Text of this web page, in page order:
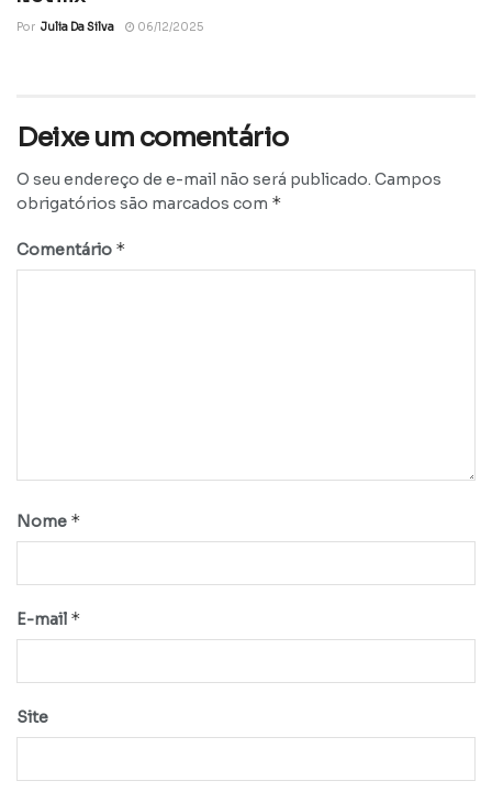
Por Julia Da Silva 06/12/2025
Deixe um comentário
O seu endereço de e-mail não será publicado. Campos
obrigatórios são marcados com *
Comentário *
Nome *
E-mail *
Site